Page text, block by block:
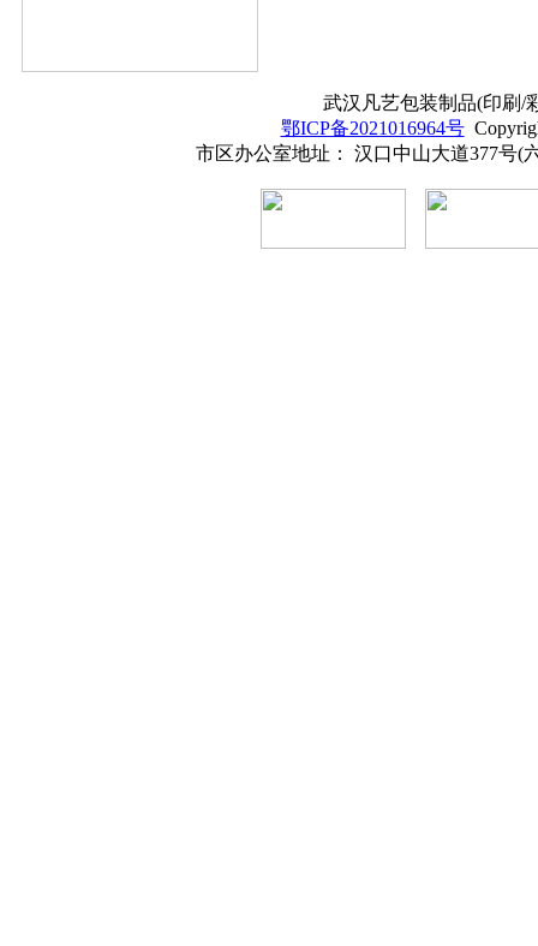
武汉凡艺包装制品(印刷/
鄂ICP备2021016964号
市区办公室地址： 汉口中山大道377号